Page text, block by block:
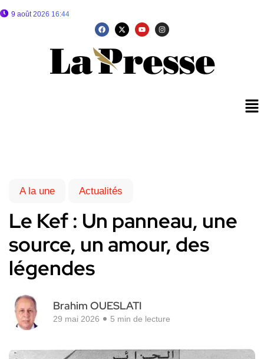
9 août 2026 16:44
A la une Actualités
Le Kef : Un panneau, une
source, un amour, des
légendes
Brahim OUESLATI
29 mai 2026 5 min de lecture